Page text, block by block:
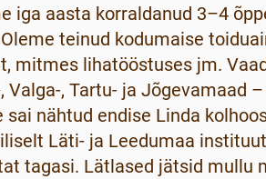
iga aasta korraldanud 3–4
teinud kodumaise
mitmes lihatööstuses jm.
Valga-, Tartu- ja Jõgevamaad
nähtud endise Linda
Läti- ja Leedumaa
tagasi. Lätlased jätsid